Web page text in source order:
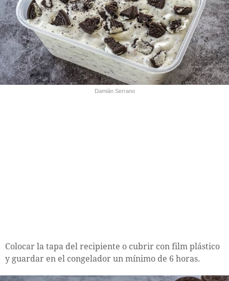
Damián Serrano
Colocar la tapa del recipiente o cubrir con film plástico
y guardar en el congelador un mínimo de 6 horas.